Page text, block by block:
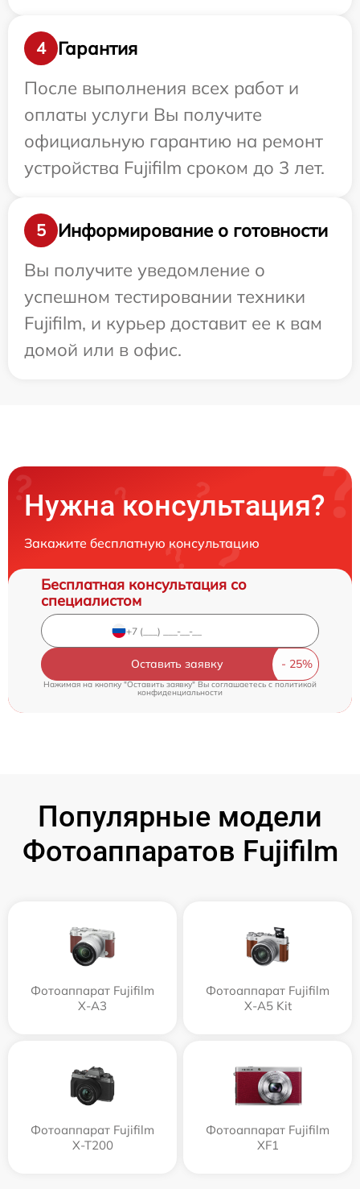
4
Гарантия
После выполнения всех работ и
оплаты услуги Вы получите
официальную гарантию на ремонт
устройства Fujifilm сроком до 3 лет.
5
Информирование о готовности
Вы получите уведомление о
успешном тестировании техники
Fujifilm, и курьер доставит ее к вам
домой или в офис.
Нужна консультация?
Закажите бесплатную консультацию
Бесплатная консультация со
специалистом
Оставить заявку
Нажимая на кнопку "Оставить заявку" Вы соглашаетесь c политикой
конфиденциальности
Популярные модели
Фотоаппаратов Fujifilm
Фотоаппарат Fujifilm
X-A3
Фотоаппарат Fujifilm
X-A5 Kit
Фотоаппарат Fujifilm
X-T200
Фотоаппарат Fujifilm
XF1